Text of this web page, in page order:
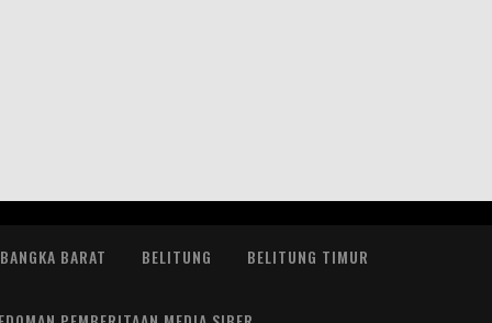
BANGKA BARAT BELITUNG BELITUNG TIMUR